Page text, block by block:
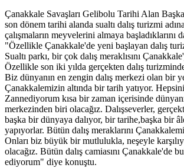
Çanakkale Savaşları Gelibolu Tarihi Alan
son dönem tarihi alanda sualtı dalış turizmi
çalışmaların meyvelerini almaya başladıklarını
"Özellikle Çanakkale'de yeni başlayan dalış
Sualtı parkı, bir çok dalış meraklısını
Özellikle son iki yılda gerçekten dalış
Biz dünyanın en zengin dalış merkezi olan bir
Çanakkalemizin altında bir tarih yatıyor.
Zannediyorum kısa bir zaman içerisinde
merkezinden biri olacağız. Dalışseverler,
başka bir dünyaya dalıyor, bir tarihe,başka bir
yapıyorlar. Bütün dalış meraklarını
Onları biz büyük bir mutlulukla, neşeyle
olacağız. Bütün dalış camiasını Çanakkale'de
ediyorum" diye konuştu.